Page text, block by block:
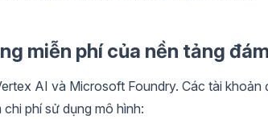
miễn phí của nền tảng
AI và Microsoft Foundry. Các tài
phí sử dụng mô hình: